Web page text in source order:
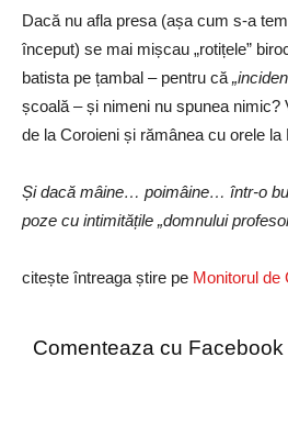
Dacă nu afla presa (așa cum s-a
început) se mai mișcau „rotițele”
batista pe țambal – pentru că
școală – și nimeni nu spunea nimic?
de la Coroieni și rămânea cu orele la
Și dacă mâine… poimâine… într-o
poze cu intimitățile „domnului
citește întreaga știre pe Monitorul de
Comenteaza cu Facebook